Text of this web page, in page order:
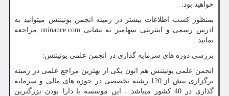
خواهید بود.
بمنظور کسب اطلاعات بیشتر در زمینه انجمن یونیننس میتوانید به
ادرس رسمی و اینترنتی سهامیر به نشانیuninance.com مراجعه
نمایید .
بررسی دوره های سرمایه گذاری در انجمن علمی یونیننس:
انجمن علمی یونیننس هم انون یکی از بهترین مراجع علمی در زمینه
برگزاری بیش از 120 رشته تخصصی در حوزه های مالی و سرمایه
گذاری در 40 کشور میباشد ، این موسسه با دارا بودن بزرگترین